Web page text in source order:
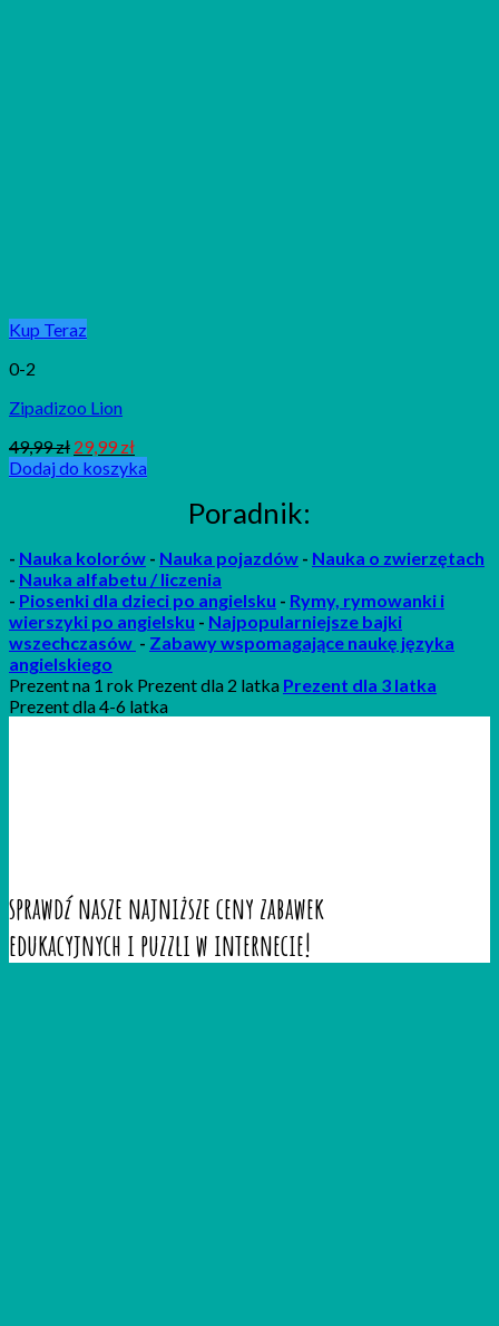
Kup Teraz
0-2
Zipadizoo Lion
49,99zł 29,99zł
Dodaj do koszyka
Poradnik:
- Nauka kolorów - Nauka pojazdów - Nauka o zwierzętach
- Nauka alfabetu / liczenia
- Piosenki dla dzieci po angielsku - Rymy, rymowanki i
wierszyki po angielsku - Najpopularniejsze bajki
wszechczasów - Zabawy wspomagające naukę języka
angielskiego
Prezent na 1 rok Prezent dla 2 latka Prezent dla 3 latka
Prezent dla 4-6 latka
sprawdź nasze najniższe ceny zabawek
edukacyjnych i puzzli w internecie!